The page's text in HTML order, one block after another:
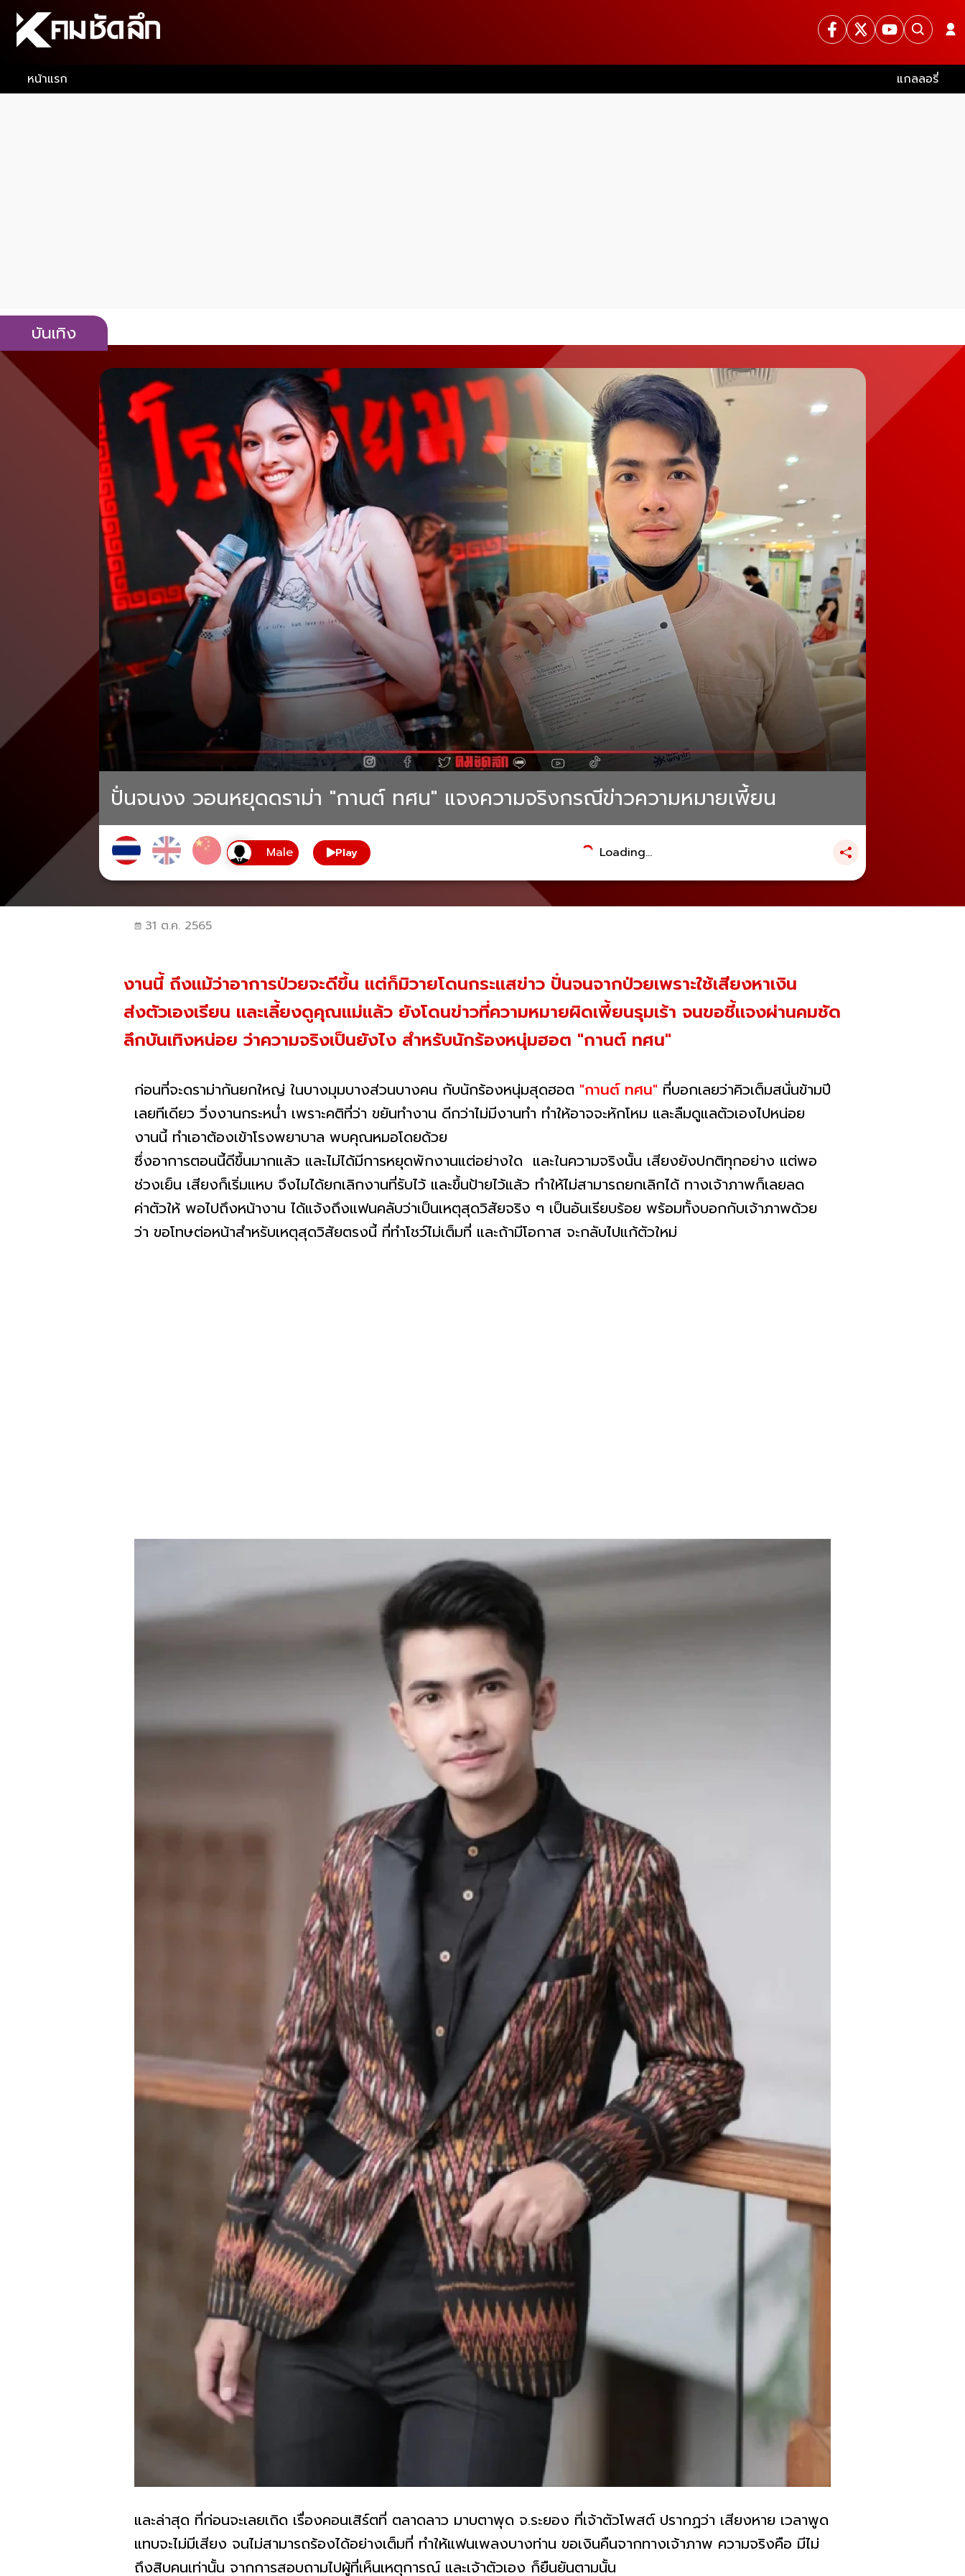
หน้าแรก แกลลอรี่
บันเทิง
ปั่นจนงง วอนหยุดดราม่า "กานต์ ทศน" แจงความจริงกรณีข่าวความหมายเพี้ยน
Play Loading...
31 ต.ค. 2565
งานนี้ ถึงแม้ว่าอาการป่วยจะดีขึ้น แต่ก็มิวายโดนกระแสข่าว ปั่นจนจากป่วยเพราะใช้เสียงหาเงิน
ส่งตัวเองเรียน และเลี้ยงดูคุณแม่แล้ว ยังโดนข่าวที่ความหมายผิดเพี้ยนรุมเร้า จนขอชี้แจงผ่านคมชัด
ลึกบันเทิงหน่อย ว่าความจริงเป็นยังไง สำหรับนักร้องหนุ่มฮอต "กานต์ ทศน"
ก่อนที่จะดราม่ากันยกใหญ่ ในบางมุมบางส่วนบางคน กับนักร้องหนุ่มสุดฮอต "กานต์ ทศน" ที่บอกเลยว่าคิวเต็มสนั่นข้ามปี
เลยทีเดียว วิ่งงานกระหน่ำ เพราะคติที่ว่า ขยันทำงาน ดีกว่าไม่มีงานทำ ทำให้อาจจะหักโหม และลืมดูแลตัวเองไปหน่อย
งานนี้ ทำเอาต้องเข้าโรงพยาบาล พบคุณหมอโดยด้วย
ซึ่งอาการตอนนี้ดีขึ้นมากแล้ว และไม่ได้มีการหยุดพักงานแต่อย่างใด และในความจริงนั้น เสียงยังปกติทุกอย่าง แต่พอ
ช่วงเย็น เสียงก็เริ่มแหบ จึงไมไ่ด้ยกเลิกงานที่รับไว้ และขึ้นป้ายไว้แล้ว ทำให้ไม่สามารถยกเลิกได้ ทางเจ้าภาพก็เลยลด
ค่าตัวให้ พอไปถึงหน้างาน ได้แจ้งถึงแฟนคลับว่าเป็นเหตุสุดวิสัยจริง ๆ เป็นอันเรียบร้อย พร้อมทั้งบอกกับเจ้าภาพด้วย
ว่า ขอโทษต่อหน้าสำหรับเหตุสุดวิสัยตรงนี้ ที่ทำโชว์ไม่เต็มที่ และถ้ามีโอกาส จะกลับไปแก้ตัวใหม่
และล่าสุด ที่ก่อนจะเลยเถิด เรื่องคอนเสิร์ตที่ ตลาดลาว มาบตาพุด จ.ระยอง ที่เจ้าตัวโพสต์ ปรากฏว่า เสียงหาย เวลาพูด
แทบจะไม่มีเสียง จนไม่สามารถร้องได้อย่างเต็มที่ ทำให้แฟนเพลงบางท่าน ขอเงินคืนจากทางเจ้าภาพ ความจริงคือ มีไม่
ถึงสิบคนเท่านั้น จากการสอบถามไปผู้ที่เห็นเหตุการณ์ และเจ้าตัวเอง ก็ยืนยันตามนั้น